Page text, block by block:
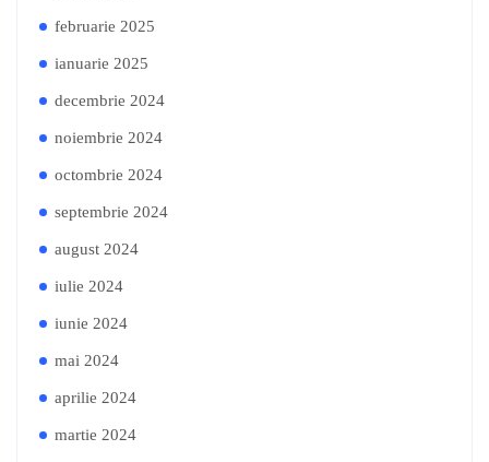
februarie 2025
ianuarie 2025
decembrie 2024
noiembrie 2024
octombrie 2024
septembrie 2024
august 2024
iulie 2024
iunie 2024
mai 2024
aprilie 2024
martie 2024